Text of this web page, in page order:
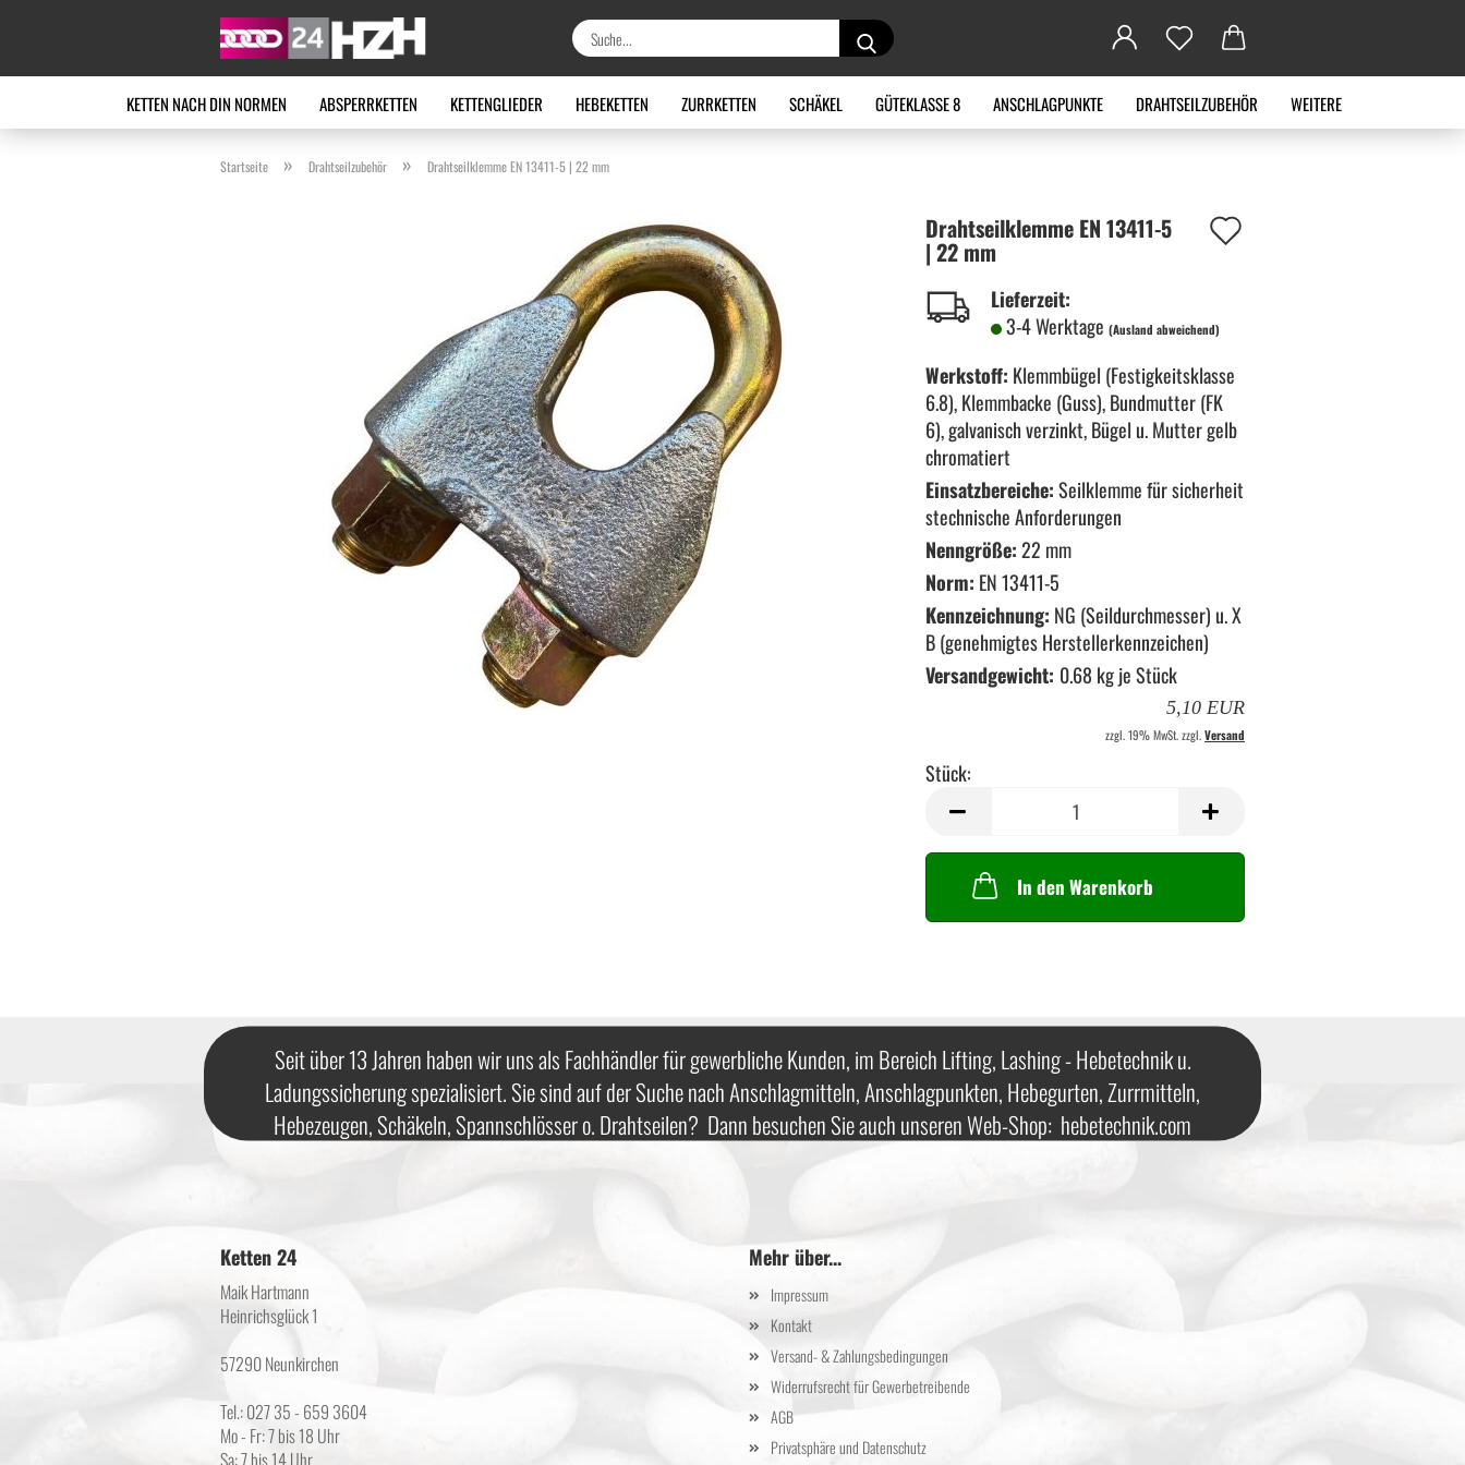
Suche...
KETTEN NACH DIN NORMEN ABSPERRKETTEN KETTENGLIEDER HEBEKETTEN ZURRKETTEN SCHÄKEL GÜTEKLASSE 8 ANSCHLAGPUNKTE DRAHTSEILZUBEHÖR WEITERE
Startseite » Drahtseilzubehör » Drahtseilklemme EN 13411-5 | 22 mm
Draht­seil­klem­me EN 13411-​5
| 22 mm
Lieferzeit:
3-4 Werktage (Ausland abweichend)
Werkstoff: Klemmbügel (Festigkeitsklasse
6.8), Klemmbacke (Guss), Bundmutter (FK
6), galvanisch verzinkt, Bügel u. Mutter gelb
chromatiert
Einsatzbereiche:Seilklemme für sicherheit
stechnische Anforderungen
Nenngröße:22 mm
Norm: EN 13411-5
Kennzeichnung: NG (Seildurchmesser) u. X
B (genehmigtes Herstellerkennzeichen)
Versandgewicht: 0.68 kg je Stück
5,10 EUR
zzgl. 19% MwSt. zzgl.Versand
Stück:
Stück
In den Warenkorb
Seit über 13 Jahren haben wir uns als Fachhändler für gewerbliche Kunden, im Bereich Lifting, Lashing - Hebetechnik u.
Ladungssicherung spezialisiert. Sie sind auf der Suche nach Anschlagmitteln, Anschlagpunkten, Hebegurten, Zurrmitteln,
Hebezeugen, Schäkeln, Spannschlösser o. Drahtseilen? Dann besuchen Sie auch unseren Web-Shop: hebetechnik.com
Ketten 24
Maik Hartmann
Heinrichsglück 1
57290 Neunkirchen
Tel.: 027 35 - 659 3604
Mo - Fr: 7 bis 18 Uhr
Sa: 7 bis 14 Uhr
Mehr über...
Impressum
Kontakt
Versand- & Zahlungsbedingungen
Widerrufsrecht für Gewerbetreibende
AGB
Privatsphäre und Datenschutz